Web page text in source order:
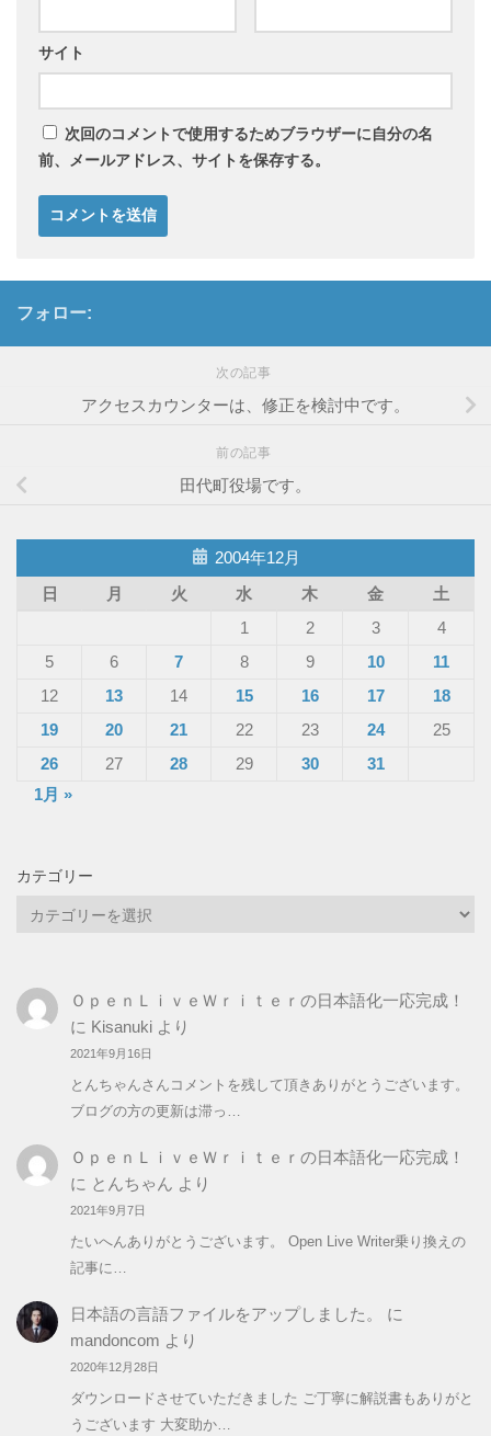
サイト
次回のコメントで使用するためブラウザーに自分の名
前、メールアドレス、サイトを保存する。
フォロー:
次の記事
アクセスカウンターは、修正を検討中です。
前の記事
田代町役場です。
2004年12月
日
月 火 水 木 金
土
1
2 3
4
5
6 7 8 9 10
11
12
13 14 15 16 17
18
19
20 21 22 23 24
25
26
27 28 29 30
31
1月 »
カテゴリー
リ
ー
ＯｐｅｎＬｉｖｅＷｒｉｔｅｒの日本語化一応完成！
に Kisanukiより
2021年9月16日
とんちゃんさんコメントを残して頂きありがとうございます。
ブログの方の更新は滞っ…
ＯｐｅｎＬｉｖｅＷｒｉｔｅｒの日本語化一応完成！
に とんちゃん より
2021年9月7日
たいへんありがとうございます。 Open Live Writer乗り換えの
記事に…
日本語の言語ファイルをアップしました。
に
mandoncom より
2020年12月28日
ダウンロードさせていただきました ご丁寧に解説書もありがと
うございます 大変助か…